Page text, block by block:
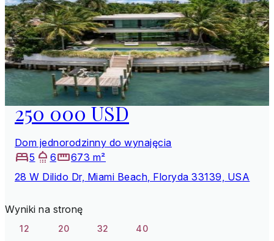
250 000 USD
Dom jednorodzinny do wynajęcia
5
6
673 m²
28 W Dilido Dr, Miami Beach, Floryda 33139, USA
Wyniki na stronę
12 20 32 40